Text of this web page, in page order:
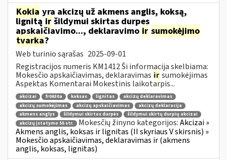
Kokia yra akcizų už akmens anglis, koksą,
lignitą ir šildymui skirtas durpes
apskaičiavimo..., deklaravimo ir sumokėjimo
tvarka?
Web turinio sąrašas 2025-09-01
Registracijos numeris KM1412 Ši informacija skelbiama:
Mokesčio apskaičiavimas, deklaravimas irsumokėjimas
Aspektas Komentarai Mokestinis laikotarpis...
akcizai fr0630a koksas lignitas
akcizų deklaravimas
akcizų sumokėjimas
akcizų apskaičiavimas
akcizų deklaracija
akmens anglys
šildymui skirtos durpės
šildymui skirtų durpių akcizai
akcizų įstatymo 55 str.
Mokesčių žinyno kategorijos:Akcizai »
Akmens anglis, koksas ir lignitas (II skyriaus V skirsnis) »
Mokesčio apskaičiavimas, deklaravimas ir (akmens
anglis, koksas, lignitas)